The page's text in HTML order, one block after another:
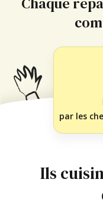
par les
Ils